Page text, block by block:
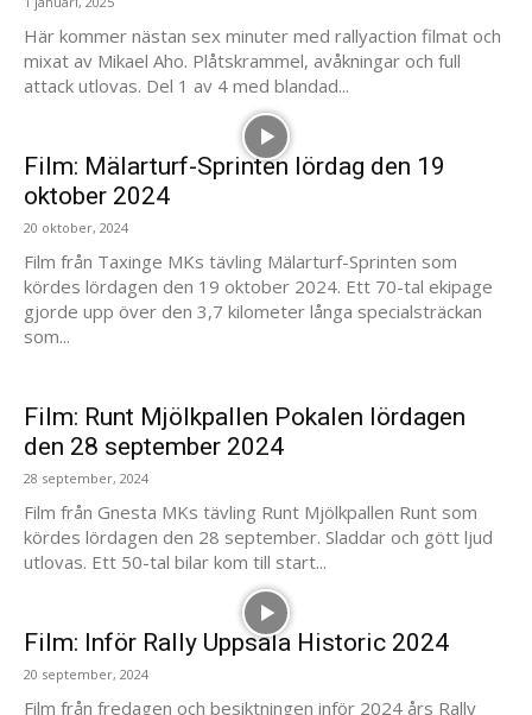
Här kommer nästan sex minuter med rallyaction filmat och
mixat av Mikael Aho. Plåtskrammel, avåkningar och full
attack utlovas. Del 1 av 4 med blandad...
Film: Mälarturf-Sprinten lördag den 19
oktober 2024
20 oktober, 2024
Film från Taxinge MKs tävling Mälarturf-Sprinten som
kördes lördagen den 19 oktober 2024. Ett 70-tal ekipage
gjorde upp över den 3,7 kilometer långa specialsträckan
som...
Film: Runt Mjölkpallen Pokalen lördagen
den 28 september 2024
28 september, 2024
Film från Gnesta MKs tävling Runt Mjölkpallen Runt som
kördes lördagen den 28 september. Sladdar och gött ljud
utlovas. Ett 50-tal bilar kom till start...
Film: Inför Rally Uppsala Historic 2024
20 september, 2024
Film från fredagen och besiktningen inför 2024 års Rally